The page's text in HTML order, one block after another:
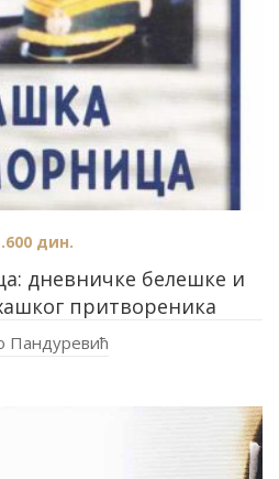
дневничке белешке и
притвореника
дин.
Пандуревић